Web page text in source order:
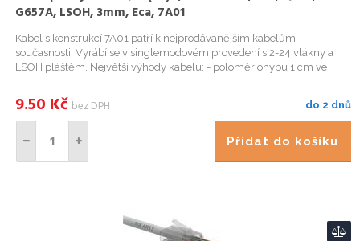
G657A, LSOH, 3mm, Eca, 7A01
Kabel s konstrukcí 7A01 patří k nejprodávanějším kabelům
současnosti. Vyrábí se v singlemodovém provedení s 2-24 vlákny a
LSOH pláštěm. Největší výhody kabelu: - poloměr ohybu 1 cm ve
vn...
do 2 dnů
9.50 Kč bez DPH
Přidat do košíku